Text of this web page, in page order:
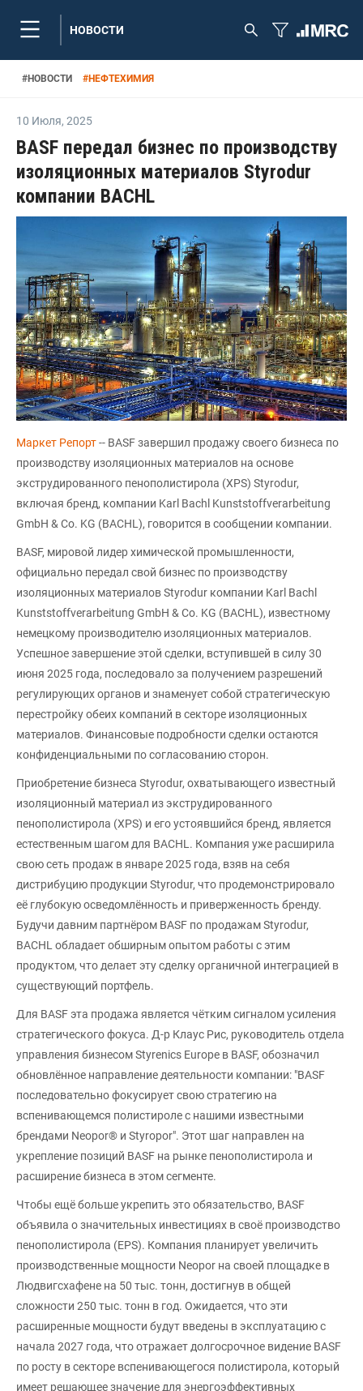
НОВОСТИ
#НОВОСТИ #НЕФТЕХИМИЯ
10 Июля, 2025
BASF передал бизнес по производству
изоляционных материалов Styrodur
компании BACHL
Маркет Репорт-- BASF завершил продажу своего бизнеса по
производству изоляционных материалов на основе
экструдированного пенополистирола (XPS) Styrodur,
включая бренд, компании Karl Bachl Kunststoffverarbeitung
GmbH & Co. KG (BACHL), говорится в сообщении компании.
BASF, мировой лидер химической промышленности,
официально передал свой бизнес по производству
изоляционных материалов Styrodur компании Karl Bachl
Kunststoffverarbeitung GmbH & Co. KG (BACHL), известному
немецкому производителю изоляционных материалов.
Успешное завершение этой сделки, вступившей в силу 30
июня 2025 года, последовало за получением разрешений
регулирующих органов и знаменует собой стратегическую
перестройку обеих компаний в секторе изоляционных
материалов. Финансовые подробности сделки остаются
конфиденциальными по согласованию сторон.
Приобретение бизнеса Styrodur, охватывающего известный
изоляционный материал из экструдированного
пенополистирола (XPS) и его устоявшийся бренд, является
естественным шагом для BACHL. Компания уже расширила
свою сеть продаж в январе 2025 года, взяв на себя
дистрибуцию продукции Styrodur, что продемонстрировало
её глубокую осведомлённость и приверженность бренду.
Будучи давним партнёром BASF по продажам Styrodur,
BACHL обладает обширным опытом работы с этим
продуктом, что делает эту сделку органичной интеграцией в
существующий портфель.
Для BASF эта продажа является чётким сигналом усиления
стратегического фокуса. Д-р Клаус Рис, руководитель отдела
управления бизнесом Styrenics Europe в BASF, обозначил
обновлённое направление деятельности компании: "BASF
последовательно фокусирует свою стратегию на
вспенивающемся полистироле с нашими известными
брендами Neopor® и Styropor". Этот шаг направлен на
укрепление позиций BASF на рынке пенополистирола и
расширение бизнеса в этом сегменте.
Чтобы ещё больше укрепить это обязательство, BASF
объявила о значительных инвестициях в своё производство
пенополистирола (EPS). Компания планирует увеличить
производственные мощности Neopor на своей площадке в
Людвигсхафене на 50 тыс. тонн, достигнув в общей
сложности 250 тыс. тонн в год. Ожидается, что эти
расширенные мощности будут введены в эксплуатацию с
начала 2027 года, что отражает долгосрочное видение BASF
по росту в секторе вспенивающегося полистирола, который
имеет решающее значение для энергоэффективных